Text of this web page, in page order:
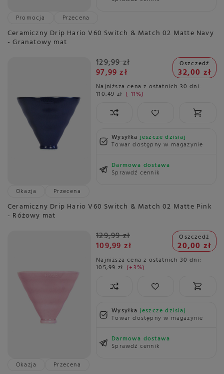
Promocja
Przecena
Ceramiczny Drip Hario V60 Switch & Match 02 Matte Navy
- Granatowy mat
129,99 zł
97,99 zł
Oszczedź
32,00 zł
Najniższa cena z ostatnich 30 dni:
110,49 zł -11%
Wysyłkajeszcze dzisiaj
Towar dostępny w magazynie
Darmowa dostawa
Sprawdź cennik
Okazja
Przecena
Ceramiczny Drip Hario V60 Switch & Match 02 Matte Pink
- Różowy mat
129,99 zł
109,99 zł
Oszczedź
20,00 zł
Najniższa cena z ostatnich 30 dni:
105,99 zł +3%
Wysyłkajeszcze dzisiaj
Towar dostępny w magazynie
Darmowa dostawa
Sprawdź cennik
Okazja
Przecena